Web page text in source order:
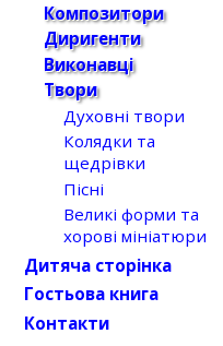
Композитори
Диригенти
Виконавці
Твори
Духовні твори
Колядки та
щедрівки
Пісні
Великі форми та
хорові мініатюри
Дитяча сторінка
Гостьова книга
Контакти